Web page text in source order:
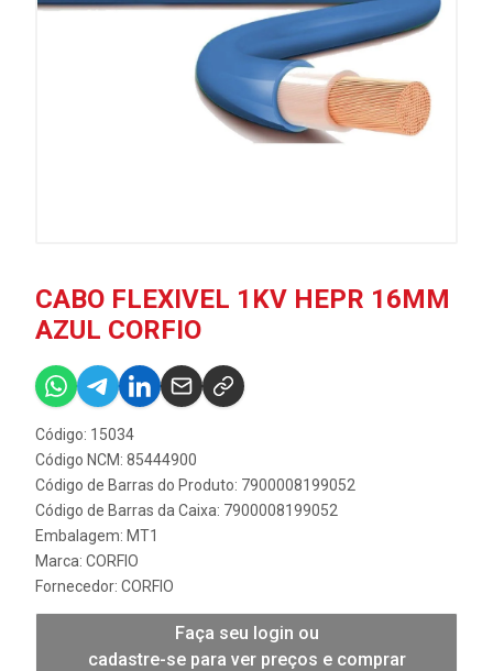
CABO FLEXIVEL 1KV HEPR 16MM
AZUL CORFIO
Código: 15034
Código NCM: 85444900
Código de Barras do Produto: 7900008199052
Código de Barras da Caixa: 7900008199052
Embalagem: MT1
Marca: CORFIO
Fornecedor: CORFIO
Faça seu login ou
cadastre-se para ver preços e comprar